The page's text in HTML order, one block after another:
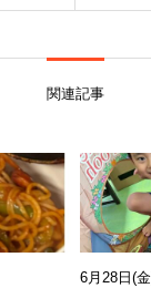
関連記事
6月28日(